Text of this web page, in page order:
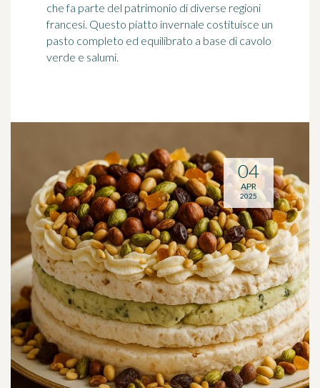
che fa parte del patrimonio di diverse regioni
francesi. Questo piatto invernale costituisce un
pasto completo ed equilibrato a base di cavolo
verde e salumi.
04
APR
2025